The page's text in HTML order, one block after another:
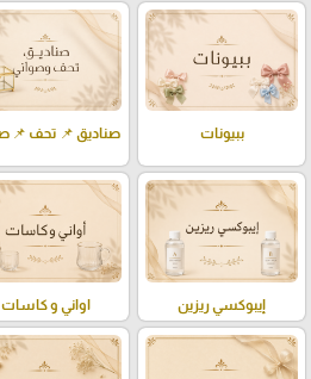
ببيونات صناديق 📌 تحف 📌
إيبوكسي ريزين اواني و كاسات